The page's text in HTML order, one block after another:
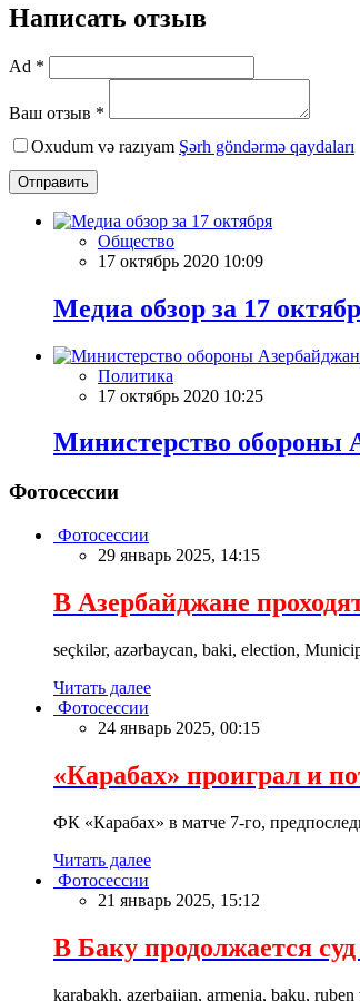
Написать отзыв
Ad *
Ваш отзыв *
Oxudum və razıyam Şərh göndərmə qaydaları
Отправить
Общество
17 октябрь 2020 10:09
Meдиа обзор за 17
Политика
17 октябрь 2020 10:25
Министерство обороны
Фотосессии
Фотосессии
29 январь 2025, 14:15
В Азербайджане
seçkilər, azərbaycan, baki, election,
Читать далее
Фотосессии
24 январь 2025, 00:15
«Карабах» проиграл и
ФК «Карабах» в матче 7-го,
Читать далее
Фотосессии
21 январь 2025, 15:12
В Баку продолжается
karabakh, azerbaijan, armenia, baku,